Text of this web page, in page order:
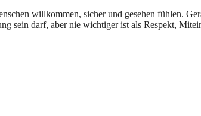
willkommen, sicher und gesehen fühlen.
sein darf, aber nie wichtiger ist als Respekt,